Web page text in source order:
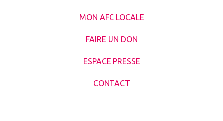
MON AFC LOCALE
FAIRE UN DON
ESPACE PRESSE
CONTACT